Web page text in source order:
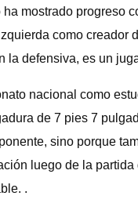
mostrado progreso
como creador
la defensiva, es un
nacional como
de 7 pies 7
sino porque
luego de la
.